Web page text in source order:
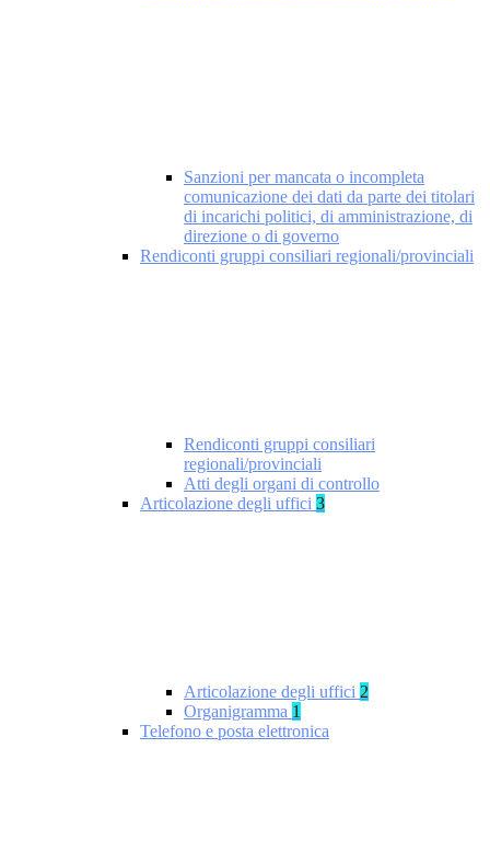
Sanzioni per mancata o incompleta
comunicazione dei dati da parte dei titolari
di incarichi politici, di amministrazione, di
direzione o di governo
Rendiconti gruppi consiliari regionali/provinciali
Rendiconti gruppi consiliari
regionali/provinciali
Atti degli organi di controllo
Articolazione degli uffici 3
Articolazione degli uffici 2
Organigramma 1
Telefono e posta elettronica